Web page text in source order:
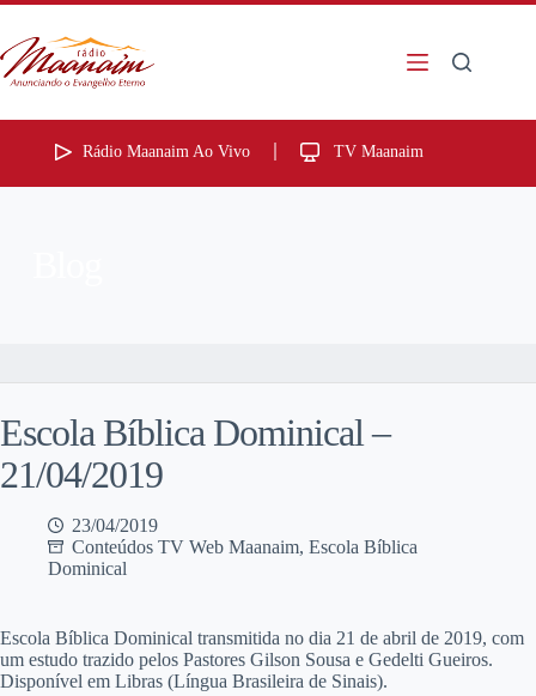
Rádio Maanaim Ao Vivo TV Maanaim
Escola Bíblica Dominical –
21/04/2019
23/04/2019
Conteúdos TV Web Maanaim, Escola Bíblica
Dominical
Escola Bíblica Dominical transmitida no dia 21 de abril de 2019, com
um estudo trazido pelos Pastores Gilson Sousa e Gedelti Gueiros.
Disponível em Libras (Língua Brasileira de Sinais).